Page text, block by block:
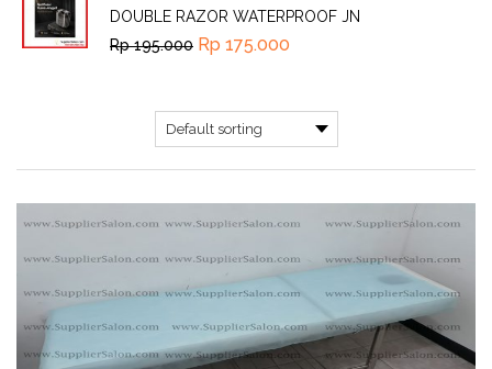
DOUBLE RAZOR WATERPROOF JN
Rp195.000 Rp 175.000